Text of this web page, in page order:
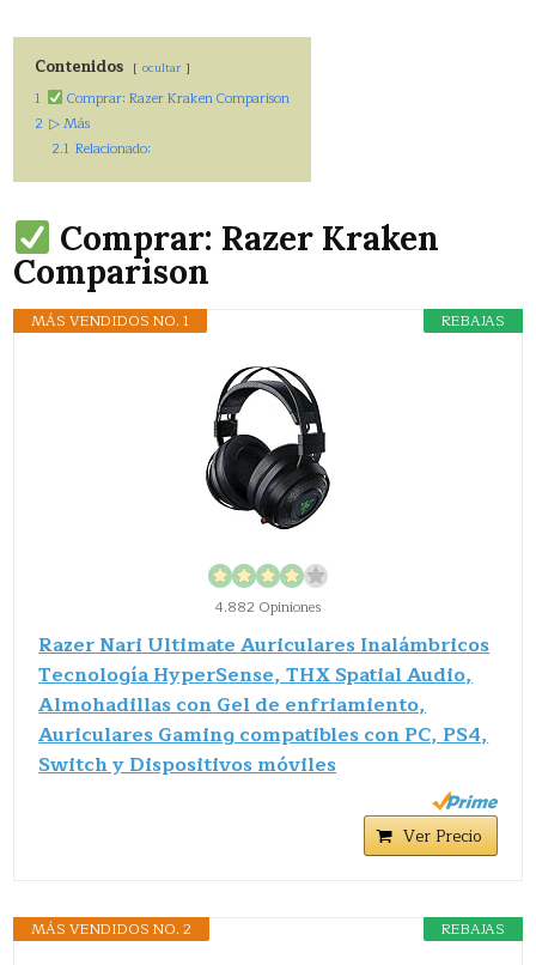
Contenidos ocultar
1
Comprar: Razer Kraken Comparison
2 ▷ Más
2.1 Relacionado:
Comprar: Razer Kraken
Comparison
REBAJAS
MÁS VENDIDOS NO. 1
4.882 Opiniones
Razer Nari Ultimate Auriculares Inalámbricos
Tecnología HyperSense, THX Spatial Audio,
Almohadillas con Gel de enfriamiento,
Auriculares Gaming compatibles con PC, PS4,
Switch y Dispositivos móviles
Ver Precio
REBAJAS
MÁS VENDIDOS NO. 2